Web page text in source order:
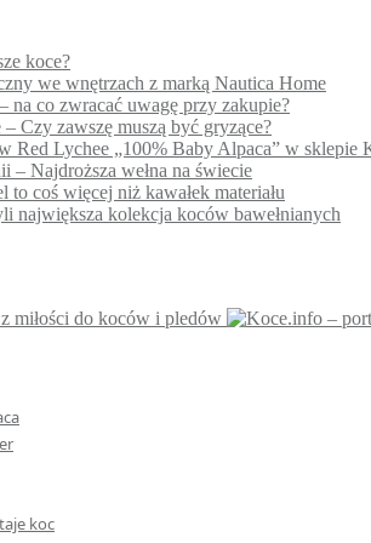
koce?
we wnętrzach z marką Nautica Home
na co zwracać uwagę przy zakupie?
– Czy zawszę muszą być gryzące?
Red Lychee „100% Baby Alpaca” w sklepie
– Najdroższa wełna na świecie
to coś więcej niż kawałek materiału
największa kolekcja koców bawełnianych
koc